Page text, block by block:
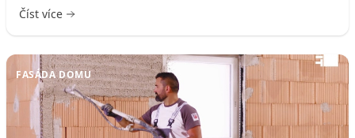
Číst více
FASÁDA DOMU